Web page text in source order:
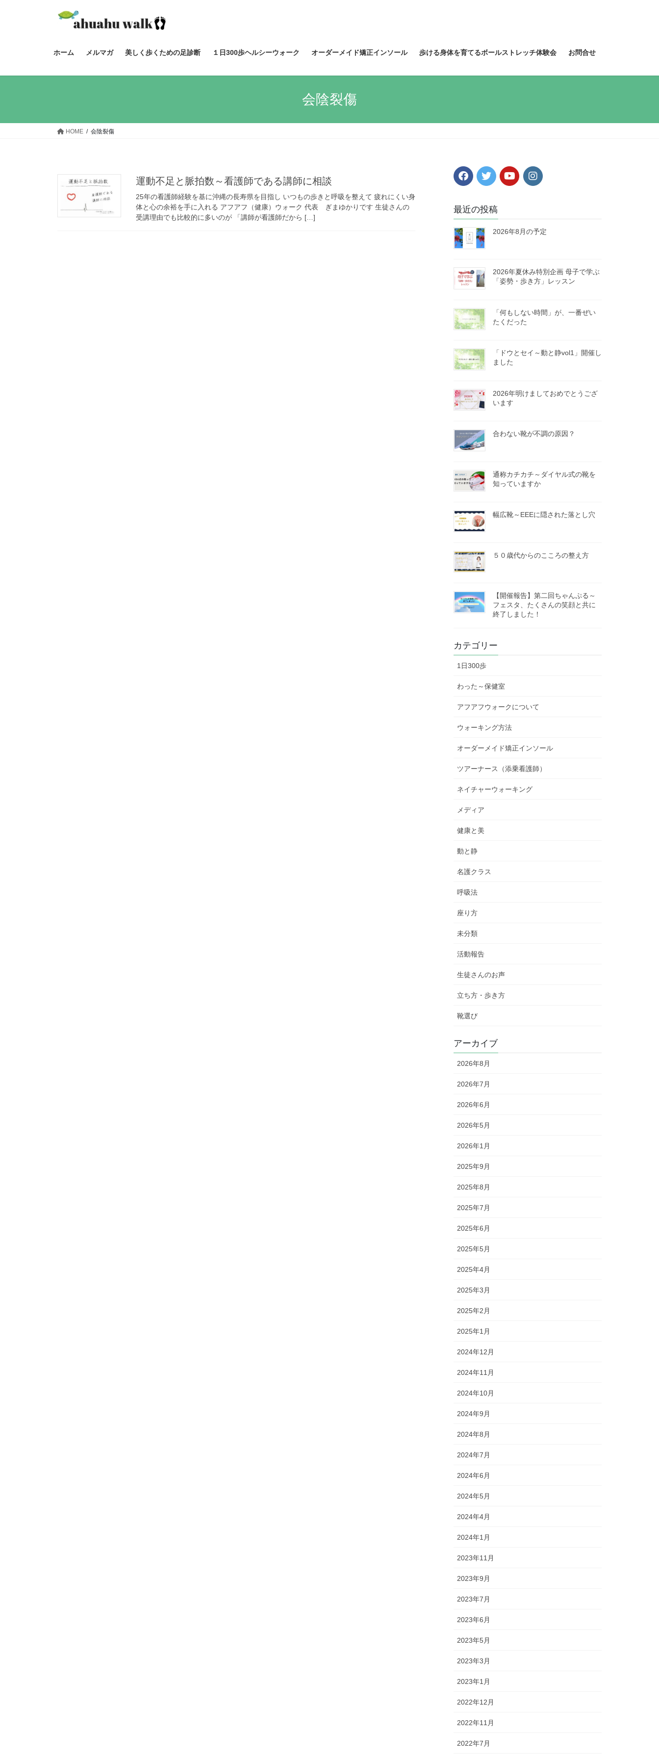
ス
ン
ホーム メルマガ 美しく歩くための足診断 １日300歩ヘルシーウォーク オーダーメイド矯正インソール 歩ける身体を育てるボールストレッチ体験会 お問合せ
会陰裂傷
HOME 会陰裂傷
運動不足と脈拍数～看護師である講師に相談
25年の看護師経験を基に沖縄の長寿県を目指し いつもの歩きと呼吸を整えて 疲れにくい身
体と心の余裕を手に入れる アフアフ（健康）ウォーク 代表 ぎまゆかりです 生徒さんの
受講理由でも比較的に多いのが 「講師が看護師だから […]
最近の投稿
2026年8月の予定
2026年夏休み特別企画 母子で学ぶ
「姿勢・歩き方」レッスン
「何もしない時間」が、一番ぜい
たくだった
「ドウとセイ～動と静vol1」開催し
ました
2026年明けましておめでとうござ
います
合わない靴が不調の原因？
通称カチカチ～ダイヤル式の靴を
知っていますか
幅広靴～EEEに隠された落とし穴
５０歳代からのこころの整え方
【開催報告】第二回ちゃんぷる～
フェスタ、たくさんの笑顔と共に
終了しました！
カテゴリー
1日300歩
わった～保健室
アフアフウォークについて
ウォーキング方法
オーダーメイド矯正インソール
ツアーナース（添乗看護師）
ネイチャーウォーキング
メディア
健康と美
動と静
名護クラス
呼吸法
座り方
未分類
活動報告
生徒さんのお声
立ち方・歩き方
靴選び
アーカイブ
2026年8月
2026年7月
2026年6月
2026年5月
2026年1月
2025年9月
2025年8月
2025年7月
2025年6月
2025年5月
2025年4月
2025年3月
2025年2月
2025年1月
2024年12月
2024年11月
2024年10月
2024年9月
2024年8月
2024年7月
2024年6月
2024年5月
2024年4月
2024年1月
2023年11月
2023年9月
2023年7月
2023年6月
2023年5月
2023年3月
2023年1月
2022年12月
2022年11月
2022年7月